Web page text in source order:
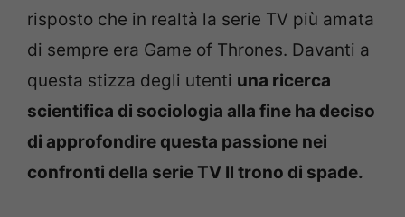
risposto che in realtà la serie TV più amata
di sempre era Game of Thrones. Davanti a
questa stizza degli utenti una ricerca
scientifica di sociologia alla fine ha deciso
di approfondire questa passione nei
confronti della serie TV Il trono di spade.